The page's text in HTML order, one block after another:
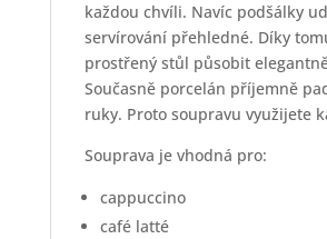
každou chvíli. Navíc podšálky
servírování přehledné. Díky
prostřený stůl působit
Současně porcelán příjemně
ruky. Proto soupravu využijete
Souprava je vhodná pro:
cappuccino
café latté